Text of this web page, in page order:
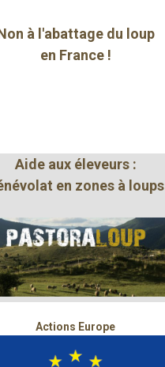
à l'abattage du loup
en France !
Aide aux éleveurs :
en zones à loups
Actions Europe